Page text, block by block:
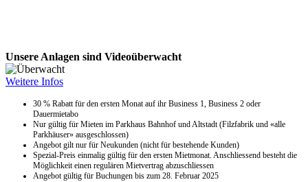
Unsere Anlagen sind Videoüberwacht
Weitere Infos
30 % Rabatt für den ersten Monat auf ihr Business 1, Business 2 oder
Dauermietabo
Nur gültig für Mieten im Parkhaus Bahnhof und Altstadt (Filzfabrik und «alle
Parkhäuser» ausgeschlossen)
Angebot gilt nur für Neukunden (nicht für bestehende Kunden)
Spezial-Preis einmalig gültig für den ersten Mietmonat. Anschliessend besteht die
Möglichkeit einen regulären Mietvertrag abzuschliessen
Angebot gültig für Buchungen bis zum 28. Februar 2025